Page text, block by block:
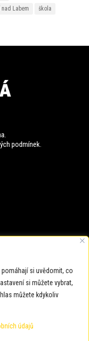
si uvědomit, co
si můžete vybrat,
můžete kdykoliv
údajů
nad Labem škola
podmínek.